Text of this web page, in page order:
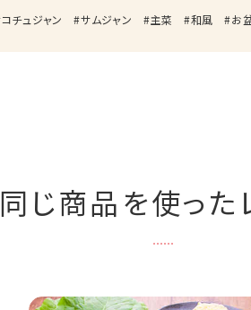
コチュジャン サムジャン 主菜 和風 お
同じ商品を使った